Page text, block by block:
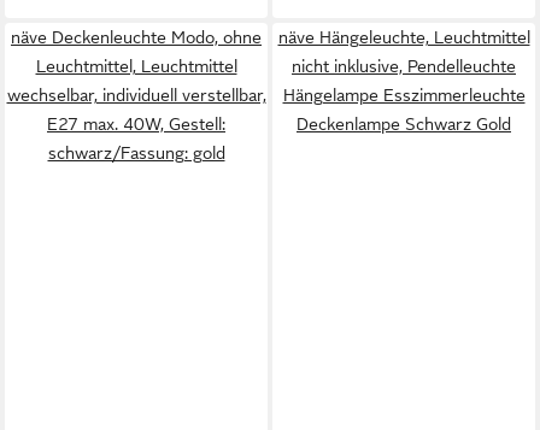
näve Deckenleuchte Modo, ohne
Leuchtmittel, Leuchtmittel
wechselbar, individuell verstellbar,
E27 max. 40W, Gestell:
schwarz/Fassung: gold
näve Hängeleuchte, Leuchtmittel
nicht inklusive, Pendelleuchte
Hängelampe Esszimmerleuchte
Deckenlampe Schwarz Gold